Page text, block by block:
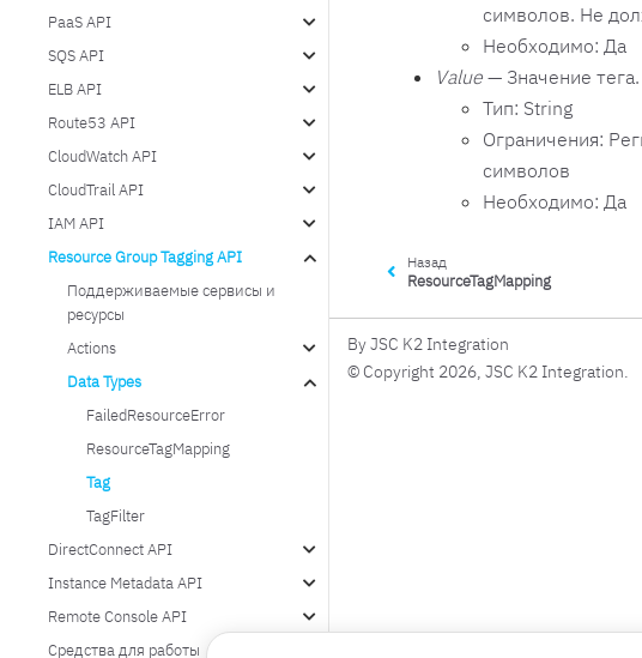
PaaS API
SQS API
ELB API
Route53 API
CloudWatch API
CloudTrail API
IAM API
Resource Group Tagging API
Поддерживаемые сервисы и
ресурсы
Actions
Data Types
FailedResourceError
ResourceTagMapping
Tag
TagFilter
DirectConnect API
Instance Metadata API
Remote Console API
Средства для работы
символов. Не
Необходимо: Да
Value — Значение тега.
Тип: String
Ограничения:
символов
Необходимо: Да
Назад
ResourceTagMapping
By JSC K2 Integration
© Copyright 2026, JSC K2 Integration.